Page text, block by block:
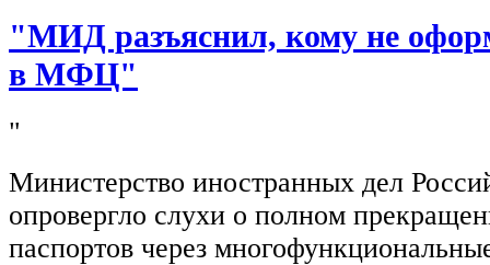
"МИД разъяснил, кому не
в МФЦ"
"
Министерство иностранных дел
опровергло слухи о полном
паспортов через